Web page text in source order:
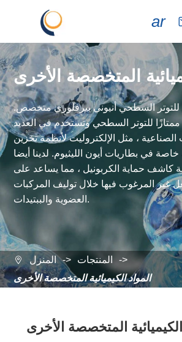
ar
المتخصصة الأخرى
السطحي أنيوني بيرفلوري متخصص.
ممتازًا للتوتر السطحي وتستخدم في العديد
الصناعية ، مثل الإلكتروليت لأنظمة تخزين
خاصة في بطاريات أيون الليثيوم. لدينا أيضا
كاشف حماية الكربونيل ، مما يساعد على
غير المرغوب فيها خلال توليف المركبات
العضوية والببتيدات.
 المنزل
المنتجات
المواد الكيميائية المتخصصة الأخرى
الكيميائية المتخصصة الأخرى